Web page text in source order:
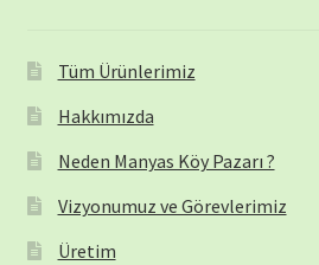
Tüm Ürünlerimiz
Hakkımızda
Neden Manyas Köy Pazarı ?
Vizyonumuz ve Görevlerimiz
Üretim